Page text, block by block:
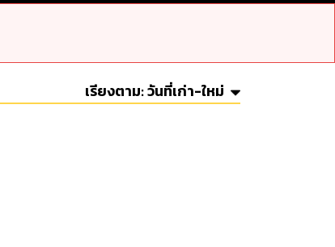
เรียงตาม:วันที่เก่า-ใหม่